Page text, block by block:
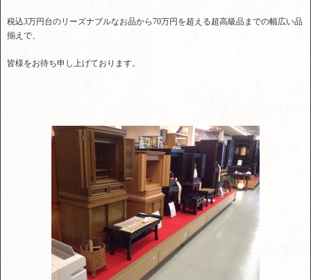
税込3万円台のリーズナブルなお品から70万円を超える超高級品までの幅広い品
揃えで、
皆様をお待ち申し上げております。